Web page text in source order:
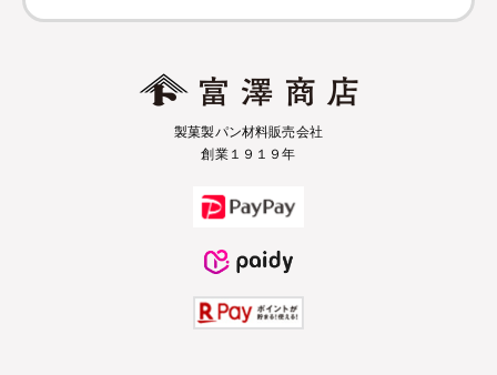
製菓製パン材料販売会社
創業１９１９年